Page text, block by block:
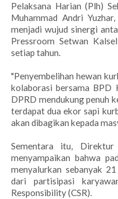
Pelaksana Harian (Plh)
Muhammad Andri
menjadi wujud sinergi
Pressroom Setwan
setiap tahun.
"Penyembelihan hewan
kolaborasi bersama BPD
DPRD mendukung penuh
terdapat dua ekor sapi
akan dibagikan kepada
Sementara itu,
menyampaikan bahwa
menyalurkan sebanyak
dari partisipasi
Responsibility (CSR).